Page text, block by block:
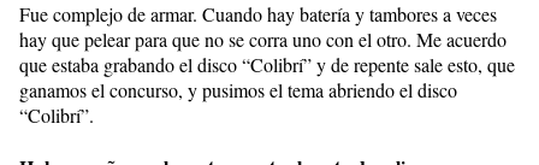
Fue complejo de armar. Cuando hay batería y tambores a veces
hay que pelear para que no se corra uno con el otro. Me acuerdo
que estaba grabando el disco “Colibrí” y de repente sale esto, que
ganamos el concurso, y pusimos el tema abriendo el disco
“Colibrí”.